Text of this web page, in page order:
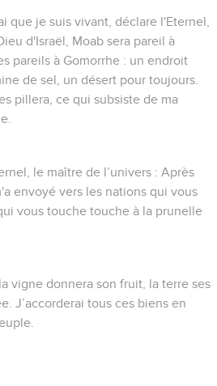
que je suis vivant, déclare l'Eternel,
d'Israël, Moab sera pareil à
pareils à Gomorrhe : un endroit
de sel, un désert pour toujours.
pillera, ce qui subsiste de ma
le maître de l’univers : Après
envoyé vers les nations qui vous
vous touche touche à la prunelle
vigne donnera son fruit, la terre ses
J’accorderai tous ces biens en